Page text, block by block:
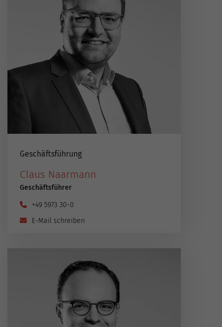
Geschäftsführung
Claus Naarmann
Geschäftsführer
+49 5973 30-0
E-Mail schreiben